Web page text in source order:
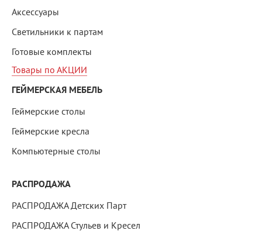
Аксессуары
Светильники к партам
Готовые комплекты
Товары по АКЦИИ
ГЕЙМЕРСКАЯ МЕБЕЛЬ
Геймерские столы
Геймерские кресла
Компьютерные столы
РАСПРОДАЖА
РАСПРОДАЖА Детских Парт
РАСПРОДАЖА Стульев и Кресел